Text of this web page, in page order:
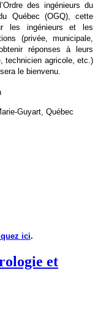
des ingénieurs du
Québec (OGQ), cette
les ingénieurs et les
(privée, municipale,
réponses à leurs
technicien agricole, etc.)
le bienvenu.
Guyart, Québec
ici.
et